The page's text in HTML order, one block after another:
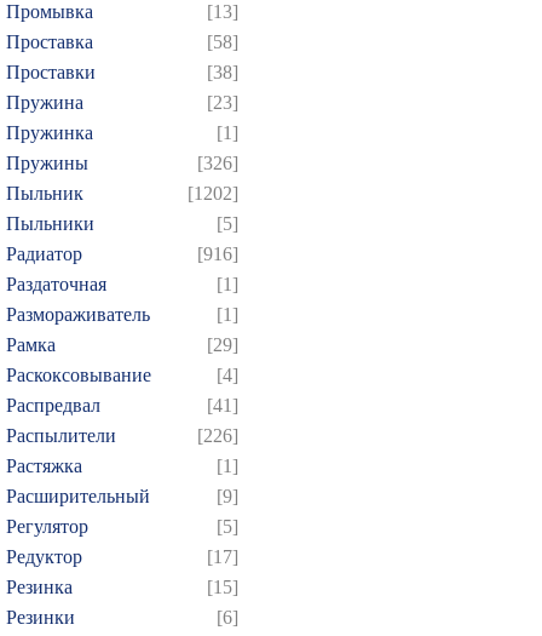
Промывка
[13]
Проставка
[58]
Проставки
[38]
Пружина
[23]
Пружинка
[1]
Пружины
[326]
Пыльник
[1202]
Пыльники
[5]
Радиатор
[916]
Раздаточная
[1]
Размораживатель
[1]
Рамка
[29]
Раскоксовывание
[4]
Распредвал
[41]
Распылители
[226]
Растяжка
[1]
Расширительный
[9]
Регулятор
[5]
Редуктор
[17]
Резинка
[15]
Резинки
[6]